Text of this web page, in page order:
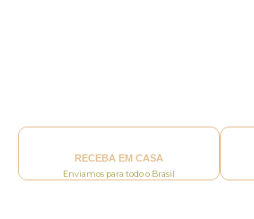
RECEBA EM CASA
Enviamos para todo o Brasil